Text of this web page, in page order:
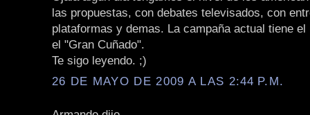
las propuestas, con debates televisados, con
plataformas y demas. La campaña actual tiene
el "Gran Cuñado".
Te sigo leyendo. ;)
26 DE MAYO DE 2009 A LAS 2:44 P.M.